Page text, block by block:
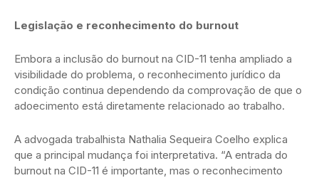
Legislação e reconhecimento do burnout
Embora a inclusão do burnout na CID-11 tenha ampliado a
visibilidade do problema, o reconhecimento jurídico da
condição continua dependendo da comprovação de que o
adoecimento está diretamente relacionado ao trabalho.
A advogada trabalhista Nathalia Sequeira Coelho explica
que a principal mudança foi interpretativa. “A entrada do
burnout na CID-11 é importante, mas o reconhecimento